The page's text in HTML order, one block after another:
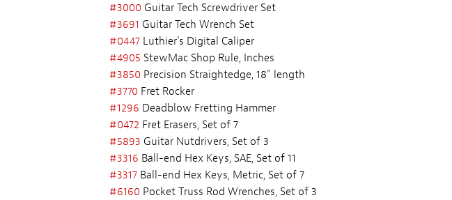
#3000 Guitar Tech Screwdriver Set
#3691 Guitar Tech Wrench Set
#0447Luthier's Digital Caliper
#4905 StewMac Shop Rule, Inches
#3850 Precision Straightedge, 18" length
#3770 Fret Rocker
#1296 Deadblow Fretting Hammer
#0472 Fret Erasers, Set of 7
#5893 Guitar Nutdrivers, Set of 3
#3316 Ball-end Hex Keys, SAE, Set of 11
#3317Ball-end Hex Keys, Metric, Set of 7
#6160 Pocket Truss Rod Wrenches, Set of 3